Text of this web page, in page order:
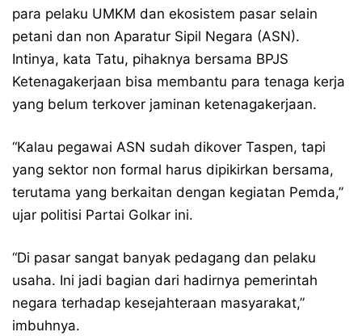
para pelaku UMKM dan ekosistem pasar selain
petani dan non Aparatur Sipil Negara (ASN).
Intinya, kata Tatu, pihaknya bersama BPJS
Ketenagakerjaan bisa membantu para tenaga kerja
yang belum terkover jaminan ketenagakerjaan.
“Kalau pegawai ASN sudah dikover Taspen, tapi
yang sektor non formal harus dipikirkan bersama,
terutama yang berkaitan dengan kegiatan Pemda,”
ujar politisi Partai Golkar ini.
“Di pasar sangat banyak pedagang dan pelaku
usaha. Ini jadi bagian dari hadirnya pemerintah
negara terhadap kesejahteraan masyarakat,”
imbuhnya.